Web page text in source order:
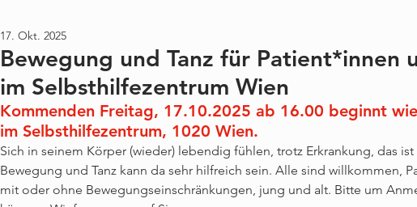
Bewegung und Tanz für Patient*innen
im Selbsthilfezentrum Wien
17. Okt. 2025
Kommenden Freitag, 17.10.2025 ab 16.00 beginnt
im Selbsthilfezentrum, 1020 Wien.
Sich in seinem Körper (wieder) lebendig fühlen, trotz Erkrankung, das
Bewegung und Tanz kann da sehr hilfreich sein. Alle sind willkommen,
mit oder ohne Bewegungseinschränkungen, jung und alt. Bitte um